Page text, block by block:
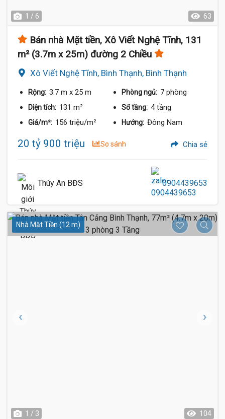
1 / 6 63
Bán nhà Mặt tiền, Xô Viết Nghệ Tĩnh, 131
m² (3.7m x 25m) đường 2 Chiều
Xô Viết Nghệ Tĩnh, Bình Thạnh, Bình Thạnh
Rộng: 3.7 m x 25 m Phòng ngủ: 7 phòng
Diện tích: 131 m² Số tầng: 4 tầng
Giá/m²: 156 triệu/m² Hướng: Đông Nam
20 tỷ 900 triệu So sánh Chia sẻ
Thúy An BĐS 0904439653
Nhà Mặt Tiền (12 m)
1 / 3 104